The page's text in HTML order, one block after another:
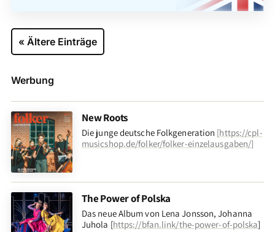
« Ältere Einträge
Werbung
New Roots
Die junge deutsche Folkgeneration [https://cpl-
musicshop.de/folker/folker-einzelausgaben/]
The Power of Polska
Das neue Album von Lena Jonsson, Johanna
Juhola [https://bfan.link/the-power-of-polska]